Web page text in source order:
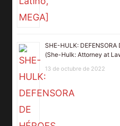
SHE-HULK: DEFENSORA
(She-Hulk: Attorney at
13 de octubre de 2022